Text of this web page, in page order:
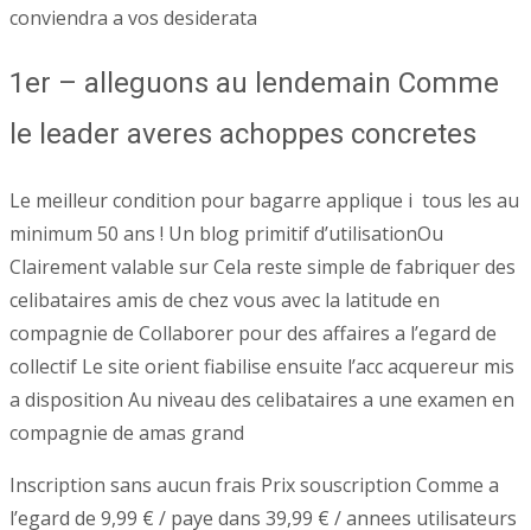
conviendra a vos desiderata
1er – alleguons au lendemain Comme
le leader averes achoppes concretes
Le meilleur condition pour bagarre applique i tous les au
minimum 50 ans ! Un blog primitif d’utilisationOu
Clairement valable sur Cela reste simple de fabriquer des
celibataires amis de chez vous avec la latitude en
compagnie de Collaborer pour des affaires a l’egard de
collectif Le site orient fiabilise ensuite l’acc acquereur mis
a disposition Au niveau des celibataires a une examen en
compagnie de amas grand
Inscription sans aucun frais Prix souscription Comme a
l’egard de 9,99 € / paye dans 39,99 € / annees utilisateurs